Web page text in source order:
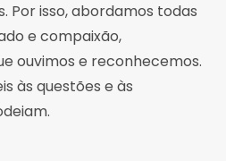
Por isso, abordamos todas
e compaixão,
ouvimos e reconhecemos.
às questões e às